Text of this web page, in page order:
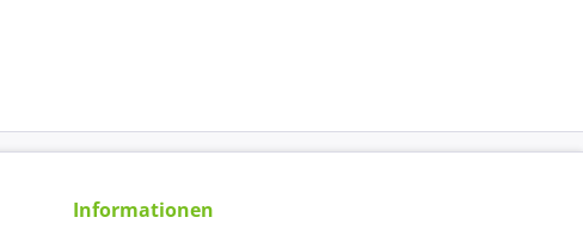
Informationen